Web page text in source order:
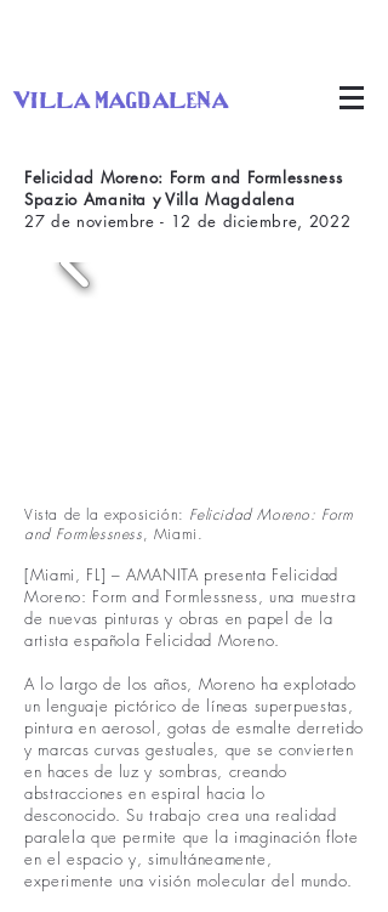
villa magdalena
Felicidad Moreno: Form and Formlessness
Spazio Amanita y Villa Magdalena
27 de noviembre - 12 de diciembre, 2022
Vista de la exposición: Felicidad Moreno: Form
and Formlessness, Miami.
[Miami, FL] – AMANITA presenta Felicidad
Moreno: Form and Formlessness, una muestra
de nuevas pinturas y obras en papel de la
artista española Felicidad Moreno.
A lo largo de los años, Moreno ha explotado
un lenguaje pictórico de líneas superpuestas,
pintura en aerosol, gotas de esmalte derretido
y marcas curvas gestuales, que se convierten
en haces de luz y sombras, creando
abstracciones en espiral hacia lo
desconocido. Su trabajo crea una realidad
paralela que permite que la imaginación flote
en el espacio y, simultáneamente,
experimente una visión molecular del mundo.